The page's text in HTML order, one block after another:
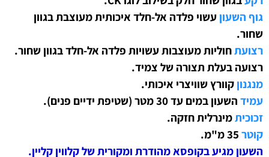
גוף השעון עשוי פלדה אל-חלד איכותית מעוצבתבגוון
שחור.
רצועתחוליות מעוצבות עשויות פלדה אל-חלדבגוון שחור.
רצועה בעלת תצורה של צמיד.
מנגנון קוורץ שוויצרי איכותי.
עמיד השעון במים עד 30 מטר (שטיפת ידיים פנים).
זכוכיתמינרלית חזקה.
קוטר 35 מ"מ.
השעון מגיע בקופסא מהודרת ומקורית של קלווין קליין.